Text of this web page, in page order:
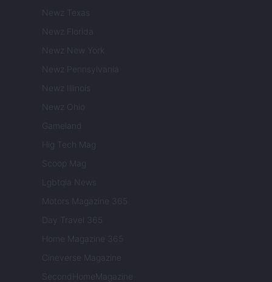
Newz Texas
Newz Florida
Newz New York
Newz Pennsylvania
Newz Illinois
Newz Ohio
Gameland
Hig Tech Mag
Scoop Mag
Lgbtqia News
Motors Magazine 365
Day Travel 365
Home Magazine 365
Cineverse Magazine
SecondHomeMagazine